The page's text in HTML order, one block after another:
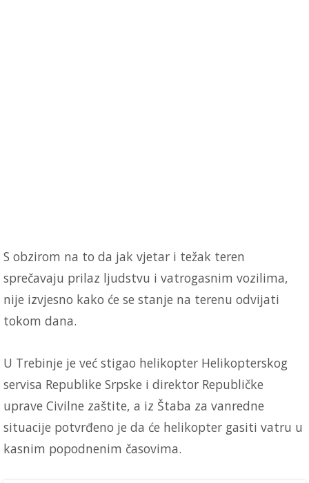
S obzirom na to da jak vjetar i težak teren
sprečavaju prilaz ljudstvu i vatrogasnim vozilima,
nije izvjesno kako će se stanje na terenu odvijati
tokom dana.
U Trebinje je već stigao helikopter Helikopterskog
servisa Republike Srpske i direktor Republičke
uprave Civilne zaštite, a iz Štaba za vanredne
situacije potvrđeno je da će helikopter gasiti vatru u
kasnim popodnenim časovima.